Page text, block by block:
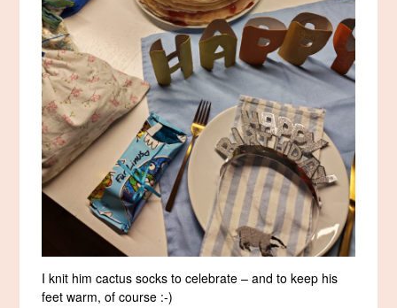
I knit him cactus socks to celebrate – and to keep his
feet warm, of course :-)